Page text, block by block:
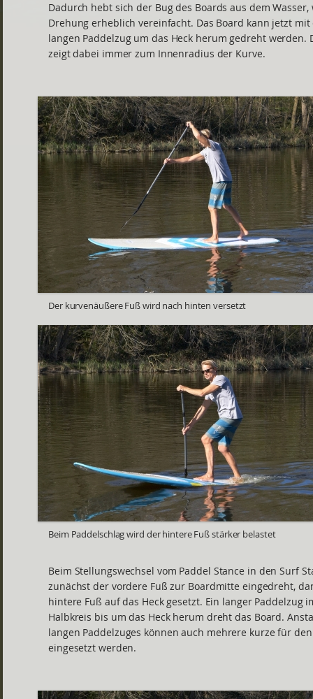
Dadurch hebt sich der Bug des Boards aus dem Wasser,
Drehung erheblich vereinfacht. Das Board kann jetzt mit
langen Paddelzug um das Heck herum gedreht werden.
zeigt dabei immer zum Innenradius der Kurve.
Der kurvenäußere Fuß wird nach hinten versetzt
Beim Paddelschlag wird der hintere Fuß stärker belastet
Beim Stellungswechsel vom Paddel Stance in den Surf
zunächst der vordere Fuß zur Boardmitte eingedreht,
hintere Fuß auf das Heck gesetzt. Ein langer Paddelzug
Halbkreis bis um das Heck herum dreht das Board.
langen Paddelzuges können auch mehrere kurze für
eingesetzt werden.